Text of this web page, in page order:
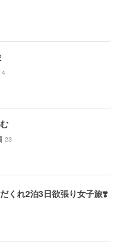
4
23
くれ2泊3日欲張り女子旅❣️